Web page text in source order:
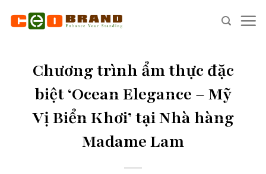
Chương trình ẩm thực đặc
biệt ‘Ocean Elegance – Mỹ
Vị Biển Khơi’ tại Nhà hàng
Madame Lam